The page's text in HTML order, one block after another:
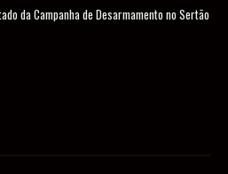
da Campanha de Desarmamento no Sertão